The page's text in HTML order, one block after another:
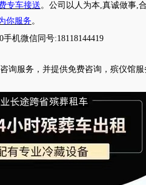
专车接送 。公司以人为本 ,真诚做事,
你服务 。
手机微信同号:18118144419
询服务，并提供免费咨询，殡仪馆